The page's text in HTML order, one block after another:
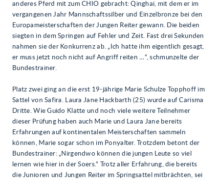
anderes Pferd mit zum CHIO gebracht: Qinghai, mit dem er im
vergangenen Jahr Mannschaftssilber und Einzelbronze bei den
Europameisterschaften der Jungen Reiter gewann. Die beiden
siegten in dem Springen auf Fehler und Zeit. Fast drei Sekunden
nahmen sie der Konkurrenz ab. „Ich hatte ihm eigentlich gesagt,
er muss jetzt noch nicht auf Angriff reiten …“, schmunzelte der
Bundestrainer.
Platz zwei ging an die erst 19-jährige Marie Schulze Topphoff im
Sattel von Safira. Laura Jane Hackbarth (25) wurde auf Carisma
Dritte. Wie Guido Klatte und noch viele weitere Teilnehmer
dieser Prüfung haben auch Marie und Laura Jane bereits
Erfahrungen auf kontinentalen Meisterschaften sammeln
können, Marie sogar schon im Ponyalter. Trotzdem betont der
Bundestrainer: „Nirgendwo können die jungen Leute so viel
lernen wie hier in der Soers.“ Trotz aller Erfahrung, die bereits
die Junioren und Jungen Reiter im Springsattel mitbrächten, sei